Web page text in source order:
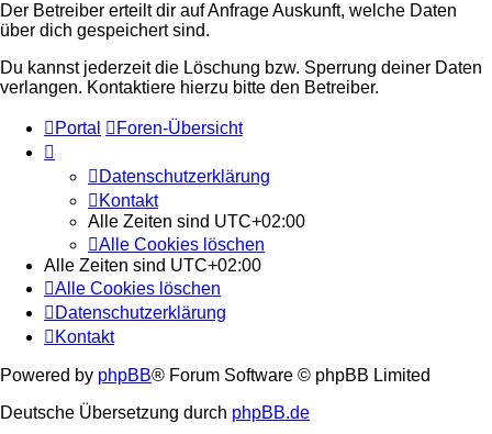
Der Betreiber erteilt dir auf Anfrage Auskunft, welche Daten
über dich gespeichert sind.
Du kannst jederzeit die Löschung bzw. Sperrung deiner Daten
verlangen. Kontaktiere hierzu bitte den Betreiber.
Portal Foren-Übersicht
Datenschutzerklärung
Kontakt
Alle Zeiten sind UTC+02:00
Alle Cookies löschen
Alle Zeiten sind UTC+02:00
Alle Cookies löschen
Datenschutzerklärung
Kontakt
Powered by phpBB® Forum Software © phpBB Limited
Deutsche Übersetzung durch phpBB.de